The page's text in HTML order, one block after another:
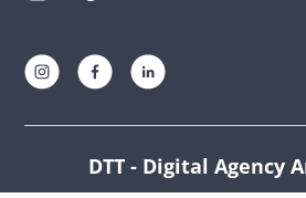
AR en VR app
E-learning app ontwikkelaar
DTT - Digital Agency